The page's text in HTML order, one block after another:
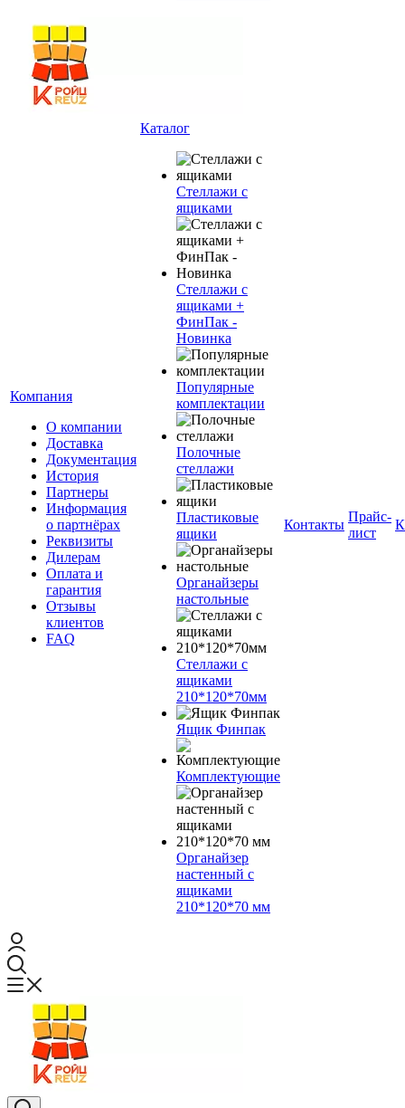
Компания
О компании
Доставка
Документация
История
Партнеры
Информация
о партнёрах
Реквизиты
Дилерам
Оплата и
гарантия
Отзывы
клиентов
FAQ
Каталог
Стеллажи с
ящиками
Стеллажи с
ящиками +
ФинПак -
Новинка
Популярные
комплектации
Полочные
стеллажи
Пластиковые
ящики
Органайзеры
настольные
Стеллажи с
ящиками
210*120*70мм
Ящик Финпак
Комплектующие
Органайзер
настенный с
ящиками
210*120*70 мм
Контакты
Прайс-
лист